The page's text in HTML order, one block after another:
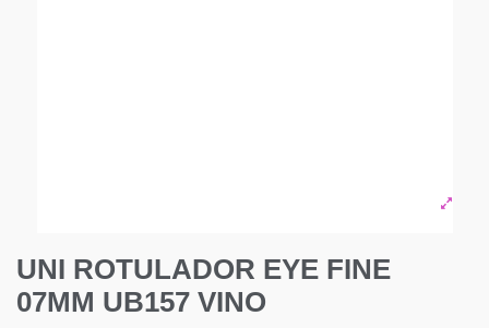
UNI ROTULADOR EYE FINE
07MM UB157 VINO